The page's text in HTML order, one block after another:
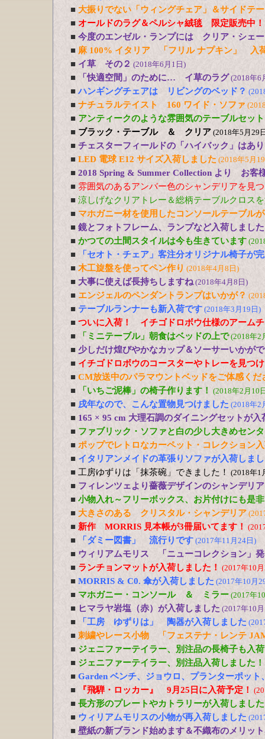
■ 大振りでない「ウィングチェア」＆サイドテ
■ オールドのラグ＆ペルシャ絨毯 限定販売中！
■ 今度のエンゼル・ランプには クリア・シェ
■ 麻 100% イタリア 「フリル ナプキン」 入
■ イ草 その２ (2018年6月1日)
■ 「快適空間」のために… イ草のラグ (2018年6
■ ハンギングチェアは リビングのベッド？
■ ナチュラルテイスト 160 ワイド・ソファ
■ アンティークのような雰囲気のテーブルセット
■ ブラック・テーブル ＆ クリア (2018年5月29
■ チェスターフィールドの「ハイバック」はあ
■ LED 電球 E12 サイズ入荷しました (2018年5月
■ 2018 Spring & Summer Collection より お客
■ 雰囲気のあるアンバー色のシャンデリアを見
■ 涼しげなクリアトレー＆総柄テーブルクロス
■ マホガニー材を使用したコンソールテーブル
■ 鏡とフォトフレーム、ランプなど入荷しました
■ かつての土間スタイルは今も生きています
■
「セオト・チェア」客注分オリジナル椅子が
■ 木工旋盤を使ってペン作り (2018年4月8日)
■ 大事に使えば長持ちしますね(2018年4月8日)
■ エンジェルのペンダントランプはいかが？
■ テーブルランナーも新入荷です (2018年3月19日)
■ ついに入荷！ イチゴドロボウ仕様のアーム
■
「ミニテーブル」朝食はベッドの上で(2018年2
■ 少しだけ煌びやかなカップ＆ソーサーいかが
■ イチゴドロボウのコースターやトレーを見つ
■ CM放送中のパラマウントベッドをご体感くだ
■
「いちご泥棒」の椅子作ります！ (2018年2月10
■ 戌年なので、こんな置物見つけました (2018年2
■ 165 × 95 cm 大理石調のダイニングセットが入
■ ファブリック・ソファと白の少し大きめセン
■ ポップでレトロなカーペット・コレクション
■ イタリアンメイドの革張りソファが入荷しま
■ 工房ゆずりは「抹茶碗」できました！ (2018年1
■ フィレンツェより薔薇デザインのシャンデリア
■ 小物入れ～フリーボックス、お片付けにも是
■ 大きさのある クリスタル・シャンデリア
■ 新作 MORRIS 見本帳が3冊届いてます！
■ 「ダミー図書」 流行りです (2017年11月24日)
■ ウィリアムモリス 「ニューコレクション」
■ ランチョンマットが入荷しました！ (2017年10
■ MORRIS & C0. 傘が入荷しました (2017年10月
■ マホガニー・コンソール ＆ ミラー (2017年
■ ヒマラヤ岩塩（赤）が入荷しました (2017年10
■ 「工房 ゆずりは」 陶器が入荷しました
■ 刺繍やレース小物 「フェステナ・レンテ
■ ジェニファーテイラー、別注品の長椅子も入
■ ジェニファーテイラー、別注品入荷しました！
■ Garden ベンチ、ジョウロ、プランターポット
■
『飛騨・ロッカー』 9月25日に入荷予定！
■ 長方形のプレートやカトラリーが入荷しました
■ ウィリアムモリスの小物が再入荷しました
■ 壁紙の新ブランド始めます＆不織布のメリッ